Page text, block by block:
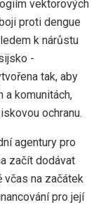
vektorových
proti dengue
k nárůstu
-
tak, aby
a komunitách,
ochranu.
agentury pro
začít dodávat
včas na začátek
pro její